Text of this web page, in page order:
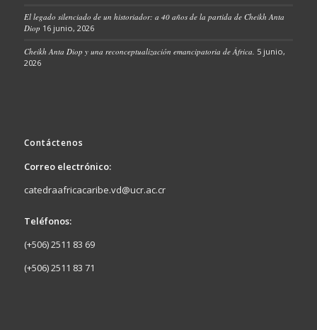
El legado silenciado de un historiador: a 40 años de la partida de Cheikh Anta
Diop 16 junio, 2026
Cheikh Anta Diop y una reconceptualización emancipatoria de África. 5 junio,
2026
Contáctenos
Correo electrónico:
catedraafricacaribe.vd@ucr.ac.cr
Teléfonos:
(+506) 2511 83 69
(+506) 2511 83 71